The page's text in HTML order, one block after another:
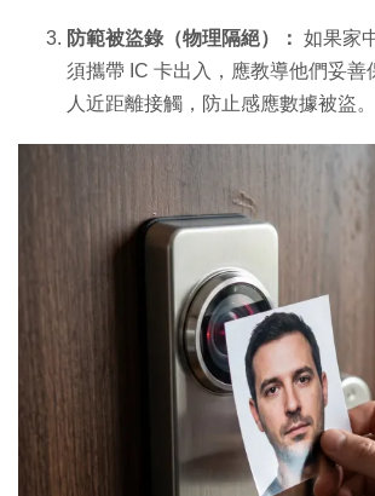
防範被盜錄（物理隔絕）： 如果家
須攜帶 IC 卡出入，應教導他們妥善
人近距離接觸，防止感應數據被盜。